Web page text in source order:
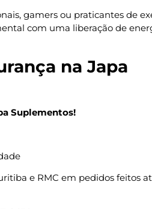
gamers ou praticantes de
com uma liberação de
na Japa
Suplementos!
e RMC em pedidos feitos